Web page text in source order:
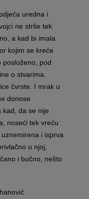
uredna i
ne strše tek
a kad bi imala
kojim se kreće
posloženo, pod
o stvarima.
čvrste. I mrak u
donose
kad, da se nije
noseći tek vreću
i isprva
u njoj,
i bučno, nešto